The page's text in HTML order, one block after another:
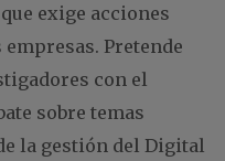
exige acciones
Pretende
con el
sobre temas
la gestión del Digital